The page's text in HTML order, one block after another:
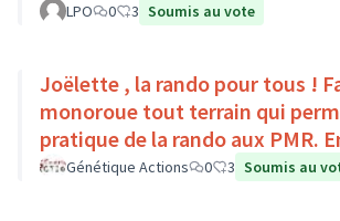
LPO 0 3 Soumis au vote
Joëlette , la rando pour tous !
monoroue tout terrain qui permet la
pratique de la rando aux PMR.
faisons du sport :)
Génétique Actions 0 3 Soumis au